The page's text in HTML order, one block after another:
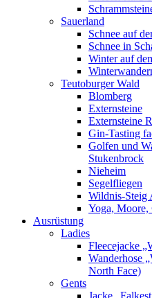
Sauerland
Schnee auf
Schnee in
Winter auf
Teutoburger Wald
Blomberg
Externsteine
Externsteine
Gin-Tasting
Golfen und
Stukenbrock
Nieheim
Segelfliegen
Wildnis-Steig
Yoga, Moore,
Ausrüstung
Ladies
Fleecejacke
Wanderhose
North Face)
Gents
Jacke